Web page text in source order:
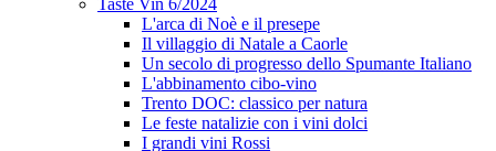
Taste Vin 6/2024
L'arca di Noè e il presepe
Il villaggio di Natale a Caorle
Un secolo di progresso dello Spumante Italiano
L'abbinamento cibo-vino
Trento DOC: classico per natura
Le feste natalizie con i vini dolci
I grandi vini Rossi